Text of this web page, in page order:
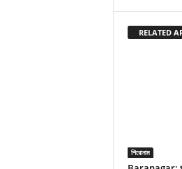
RELATED
শিরোনাম